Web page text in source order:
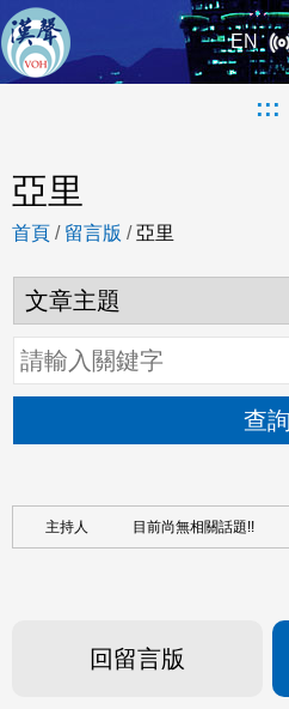
EN
:::
亞里
首頁 / 留言版 /亞里
查詢
目前尚無相關話題!!
回留言版